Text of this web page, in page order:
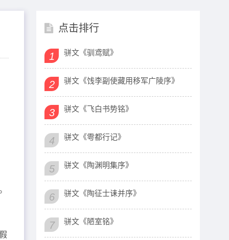
点击排行
1 骈文《驯鸢赋》
2 骈文《饯李副使藏用移军广陵序》
3 骈文《飞白书势铭》
4 骈文《雩都行记》
5 骈文《陶渊明集序》
6 骈文《陶征士诔并序》
7 骈文《陋室铭》